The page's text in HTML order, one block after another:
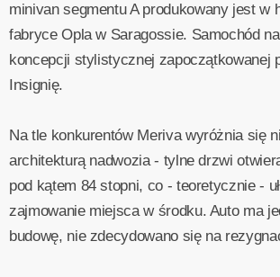
minivan segmentu A produkowany jest w
fabryce Opla w Saragossie. Samochód
koncepcji stylistycznej zapoczątkowanej
Insignię.
Na tle konkurentów Meriva wyróżnia się
architekturą nadwozia - tylne drzwi
pod kątem 84 stopni, co - teoretycznie -
zajmowanie miejsca w środku. Auto ma
budowę, nie zdecydowano się na